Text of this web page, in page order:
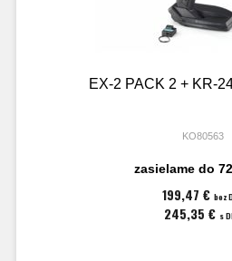
EX-2 PACK 2 + KR-
KO80563
zasielame do
199,47 € bez
245,35 € s